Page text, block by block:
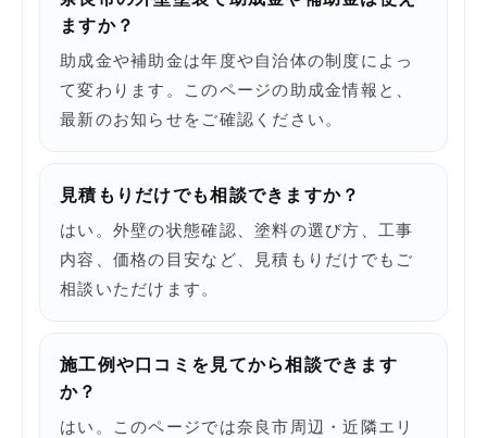
ますか？
助成金や補助金は年度や自治体の制度によっ
て変わります。このページの助成金情報と、
最新のお知らせをご確認ください。
見積もりだけでも相談できますか？
はい。外壁の状態確認、塗料の選び方、工事
内容、価格の目安など、見積もりだけでもご
相談いただけます。
施工例や口コミを見てから相談できます
か？
はい。このページでは奈良市周辺・近隣エリ